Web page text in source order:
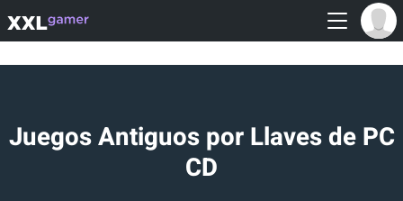
Juegos Antiguos por Llaves de PC
CD